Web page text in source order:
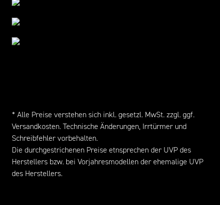
* Alle Preise verstehen sich inkl. gesetzl. MwSt. zzgl. ggf.
Versandkosten. Technische Änderungen, Irrtürmer und
Schreibfehler vorbehalten.
Die durchgestrichenen Preise etnsprechen der UVP des
Herstellers bzw. bei Vorjahresmodellen der ehemalige UVP
des Herstellers.